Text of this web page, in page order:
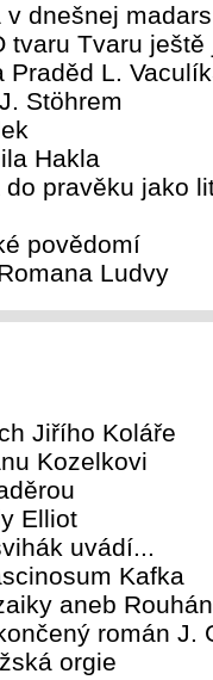
dnešnej
tvaru Tvaru ještě
Praděd L.
Stöhrem
Hakla
pravěku jako
povědomí
Ludvy
Jiřího Koláře
Kozelkovi
Elliot
uvádí...
Kafka
aneb
román J.
orgie